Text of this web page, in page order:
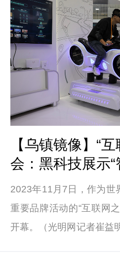
【乌镇镜像】“
会：黑科技展示“
2023年11月7日，作为世
重要品牌活动的“互联网
开幕。（光明网记者崔